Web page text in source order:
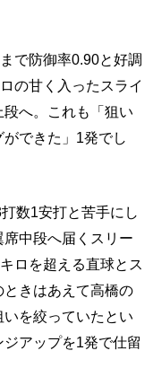
で防御率0.90と好調
の甘く入ったスライ
へ。これも「狙い
できた」1発でし
数1安打と苦手にし
中段へ届くスリー
ロを超える直球とス
きはあえて高橋の
を絞っていたとい
アップを1発で仕留